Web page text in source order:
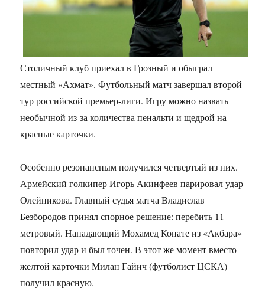
Столичный клуб приехал в Грозный и обыграл
местный «Ахмат». Футбольный матч завершал второй
тур российской премьер-лиги. Игру можно назвать
необычной из-за количества пенальти и щедрой на
красные карточки.
Особенно резонансным получился четвертый из них.
Армейский голкипер Игорь Акинфеев парировал удар
Олейникова. Главный судья матча Владислав
Безбородов принял спорное решение: перебить 11-
метровый. Нападающий Мохамед Конате из «Акбара»
повторил удар и был точен. В этот же момент вместо
желтой карточки Милан Гайич (футболист ЦСКА)
получил красную.